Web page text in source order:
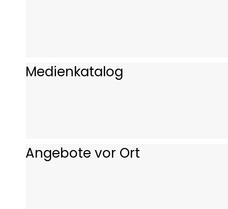
Medienkatalog
Angebote vor Ort